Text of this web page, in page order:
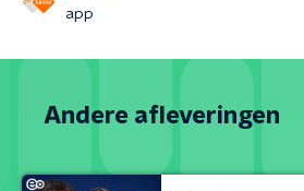
app
Andere afleveringen